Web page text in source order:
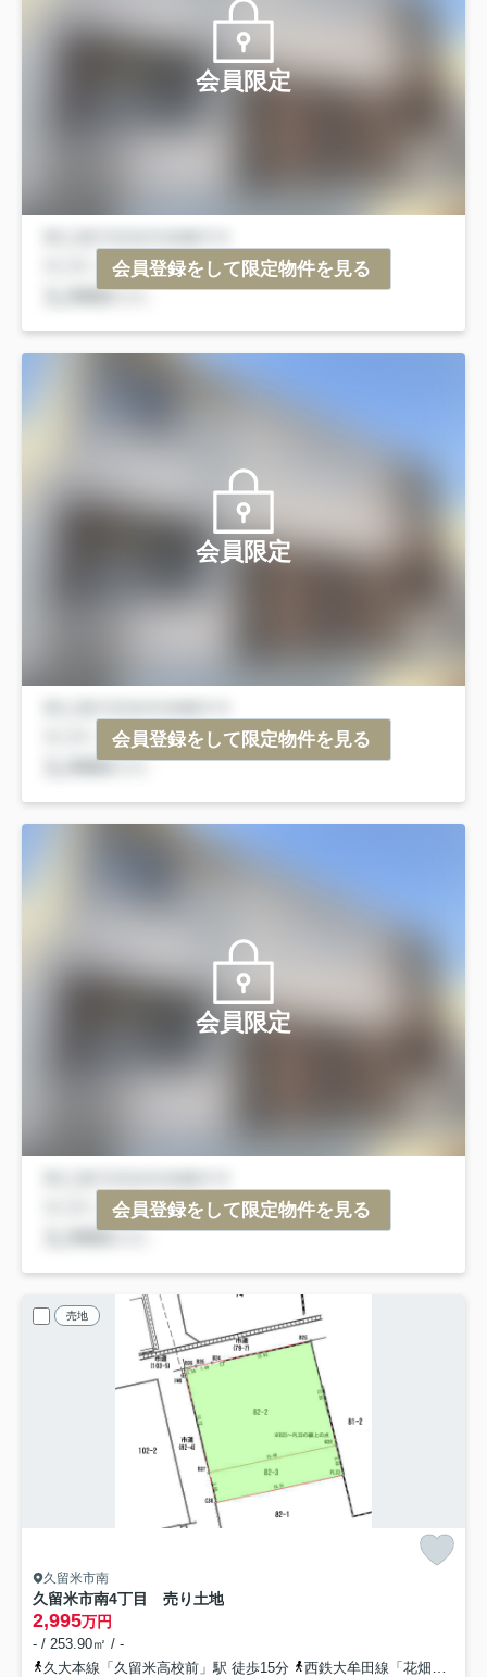
会員限定
会員登録をして限定物件を見る
会員限定
会員登録をして限定物件を見る
会員限定
会員登録をして限定物件を見る
売地
久留米市南
久留米市南4丁目 売り土地
2,995万円
- / 253.90㎡ / -
久大本線「久留米高校前」駅 徒歩15分
西鉄大牟田線「花畑」駅 徒歩26分